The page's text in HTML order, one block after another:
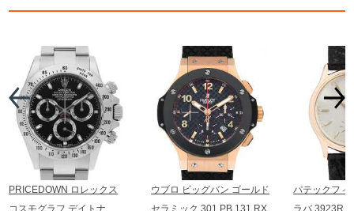
PRICEDOWN ロレックス
コスモグラフ デイトナ
ウブロ ビッグバン ゴールド
セラミック 301.PB.131.RX
パテックフィ
ラバ 3923R